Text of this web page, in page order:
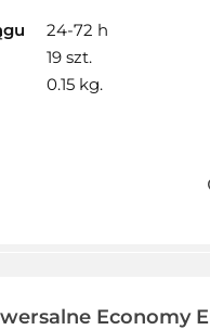
24-72 h
19 szt.
0.15 kg.
Economy